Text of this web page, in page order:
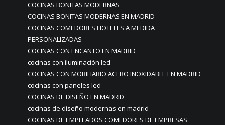
COCINAS BONITAS MODERNAS
COCINAS BONITAS MODERNAS EN MADRID
COCINAS COMEDORES HOTELES A MEDIDA
PERSONALIZADAS
COCINAS CON ENCANTO EN MADRID
cocinas con iluminación led
COCINAS CON MOBILIARIO ACERO INOXIDABLE EN MADRID
cocinas con paneles led
COCINAS DE DISEÑO EN MADRID
cocinas de diseño modernas en madrid
COCINAS DE EMPLEADOS COMEDORES DE EMPRESAS